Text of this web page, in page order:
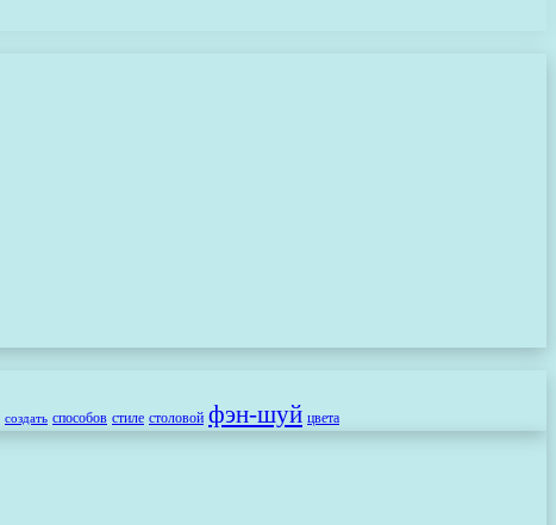
создать способов стиле столовой фэн-шуй цвета